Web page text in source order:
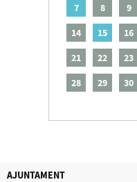
7
8 9
14
15 16
21
22 23
28
29 30
AJUNTAMENT